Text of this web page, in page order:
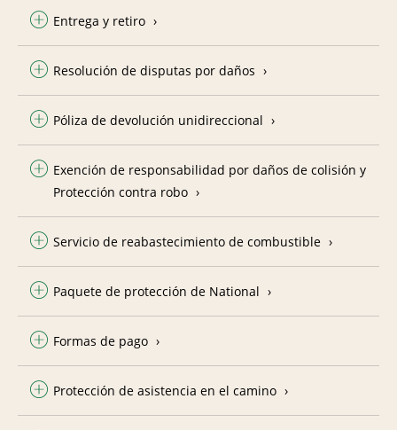
Entrega y retiro
Resolución de disputas por daños
Póliza de devolución unidireccional
Exención de responsabilidad por daños de colisión y
Protección contra robo
Servicio de reabastecimiento de combustible
Paquete de protección de National
Formas de pago
Protección de asistencia en el camino